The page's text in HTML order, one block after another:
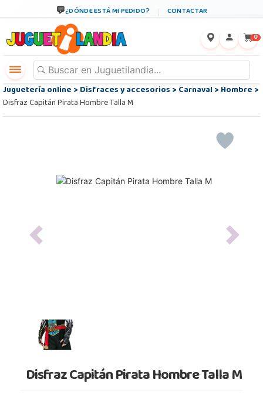
¿DÓNDE ESTÁ MI PEDIDO? CONTACTAR
0
Juguetería online>Disfraces y accesorios>Carnaval>Hombre>
Disfraz Capitán Pirata Hombre Talla M
Previous Next
Disfraz Capitán Pirata Hombre Talla M